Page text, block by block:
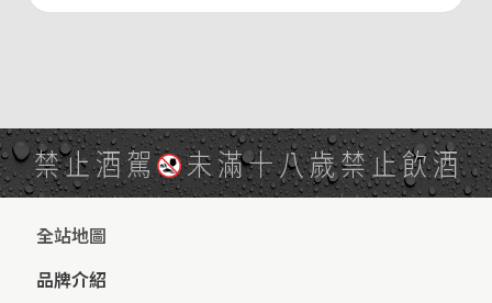
禁止酒駕 未滿十八歲禁止飲酒
全站地圖
品牌介紹